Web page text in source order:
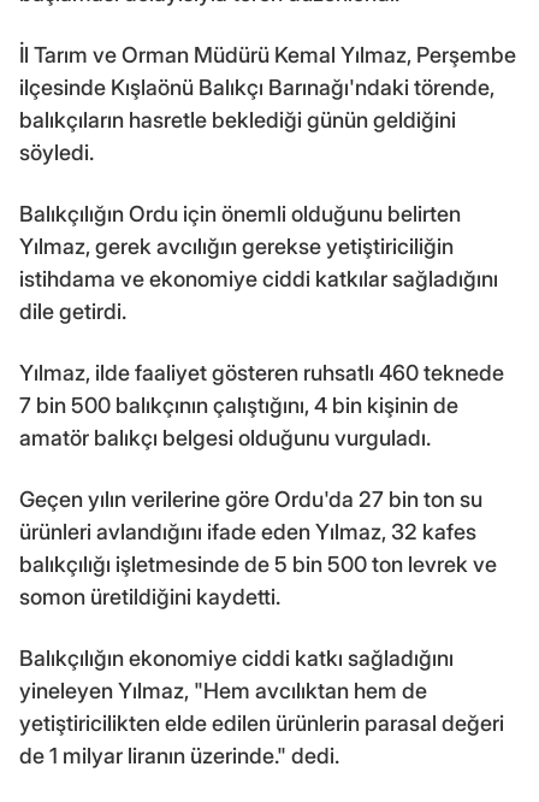
İl Tarım ve Orman Müdürü Kemal Yılmaz, Perşembe
ilçesinde Kışlaönü Balıkçı Barınağı'ndaki törende,
balıkçıların hasretle beklediği günün geldiğini
söyledi.
Balıkçılığın Ordu için önemli olduğunu belirten
Yılmaz, gerek avcılığın gerekse yetiştiriciliğin
istihdama ve ekonomiye ciddi katkılar sağladığını
dile getirdi.
Yılmaz, ilde faaliyet gösteren ruhsatlı 460 teknede
7 bin 500 balıkçının çalıştığını, 4 bin kişinin de
amatör balıkçı belgesi olduğunu vurguladı.
Geçen yılın verilerine göre Ordu'da 27 bin ton su
ürünleri avlandığını ifade eden Yılmaz, 32 kafes
balıkçılığı işletmesinde de 5 bin 500 ton levrek ve
somon üretildiğini kaydetti.
Balıkçılığın ekonomiye ciddi katkı sağladığını
yineleyen Yılmaz, "Hem avcılıktan hem de
yetiştiricilikten elde edilen ürünlerin parasal değeri
de 1 milyar liranın üzerinde." dedi.